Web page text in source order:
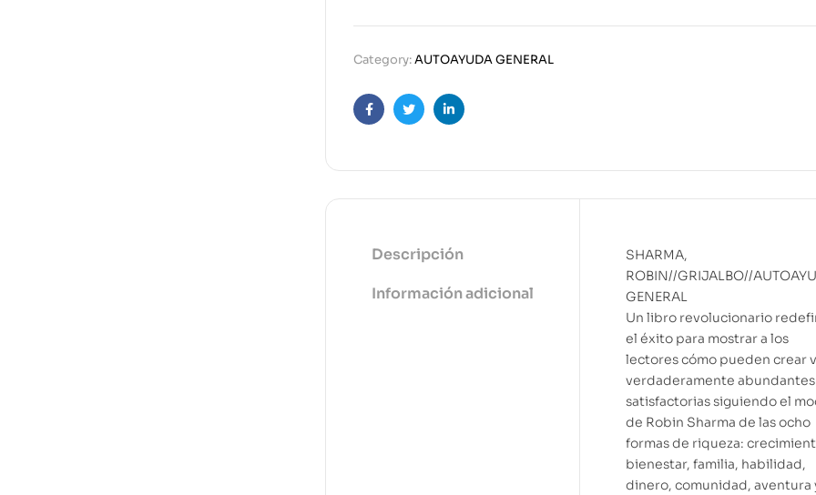
Category:AUTOAYUDA GENERAL
FacebookTwitterLinkedin
Descripción
Información adicional
SHARMA,
ROBIN//GRIJALBO//
GENERAL
Un libro revolucionario
el éxito para mostrar a los
lectores cómo pueden crear
verdaderamente abundantes
satisfactorias siguiendo el
de Robin Sharma de las ocho
formas de riqueza:
bienestar, familia, habilidad,
dinero, comunidad, aventura